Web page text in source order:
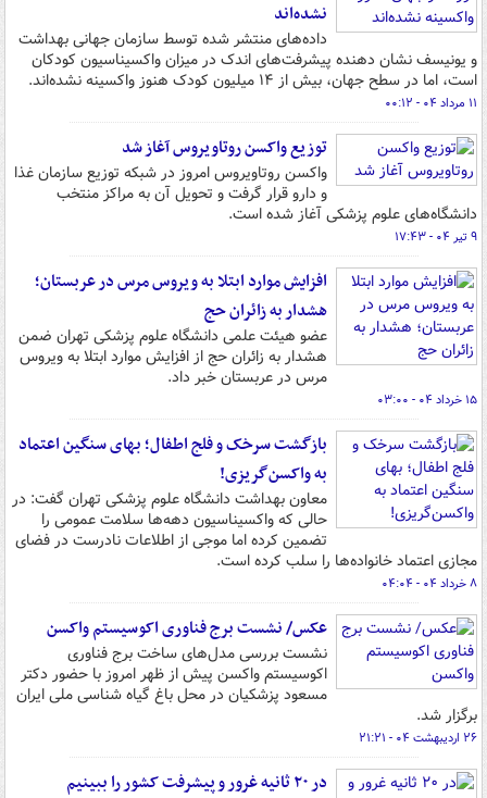
نشده‌اند
داده‌های منتشر شده توسط سازمان جهانی بهداشت
و یونیسف نشان دهنده پیشرفت‌های اندک در میزان واکسیناسیون کودکان
است، اما در سطح جهان، بیش از ۱۴ میلیون کودک هنوز واکسینه نشده‌اند.
۱۱ مرداد ۰۴ - ۰۰:۱۲
توزیع واکسن روتاویروس آغاز شد
واکسن روتاویروس امروز در شبکه توزیع سازمان غذا
و دارو قرار گرفت و تحویل آن به مراکز منتخب
دانشگاه‌های علوم پزشکی آغاز شده است.
۹ تیر ۰۴ - ۱۷:۴۳
افزایش موارد ابتلا به ویروس مرس در عربستان؛
هشدار به زائران حج
عضو هیئت علمی دانشگاه علوم پزشکی تهران ضمن
هشدار به زائران حج از افزایش موارد ابتلا به ویروس
مرس در عربستان خبر داد.
۱۵ خرداد ۰۴ - ۰۳:۰۰
بازگشت سرخک و فلج اطفال؛ بهای سنگین اعتماد
به واکسن‌گریزی!
معاون بهداشت دانشگاه علوم پزشکی تهران گفت: در
حالی که واکسیناسیون دهه‌ها سلامت عمومی را
تضمین کرده اما موجی از اطلاعات نادرست در فضای
مجازی اعتماد خانواده‌ها را سلب کرده است.
۸ خرداد ۰۴ - ۰۴:۰۴
عکس/ نشست برج فناوری اکوسیستم واکسن
نشست بررسی مدل‌های ساخت برج فناوری
اکوسیستم واکسن پیش از ظهر امروز با حضور دکتر
مسعود پزشکیان در محل باغ گیاه شناسی ملی ایران
برگزار شد.
۲۶ اردیبهشت ۰۴ - ۲۱:۲۱
در ۲۰ ثانیه غرور و پیشرفت کشور را ببینیم